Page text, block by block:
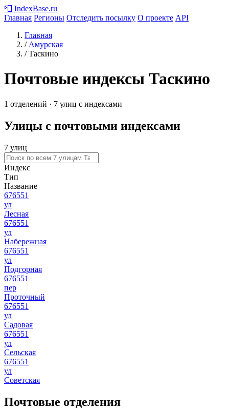
📮 IndexBase.ru
Главная Регионы Отследить посылку О проекте API
Главная
/ Амурская
/ Таскино
Почтовые индексы Таскино
1 отделений · 7 улиц с индексами
Улицы с почтовыми индексами
7 улиц
Индекс
Тип
Название
676551
ул
Лесная
676551
ул
Набережная
676551
ул
Подгорная
676551
пер
Проточный
676551
ул
Садовая
676551
ул
Сельская
676551
ул
Советская
Почтовые отделения